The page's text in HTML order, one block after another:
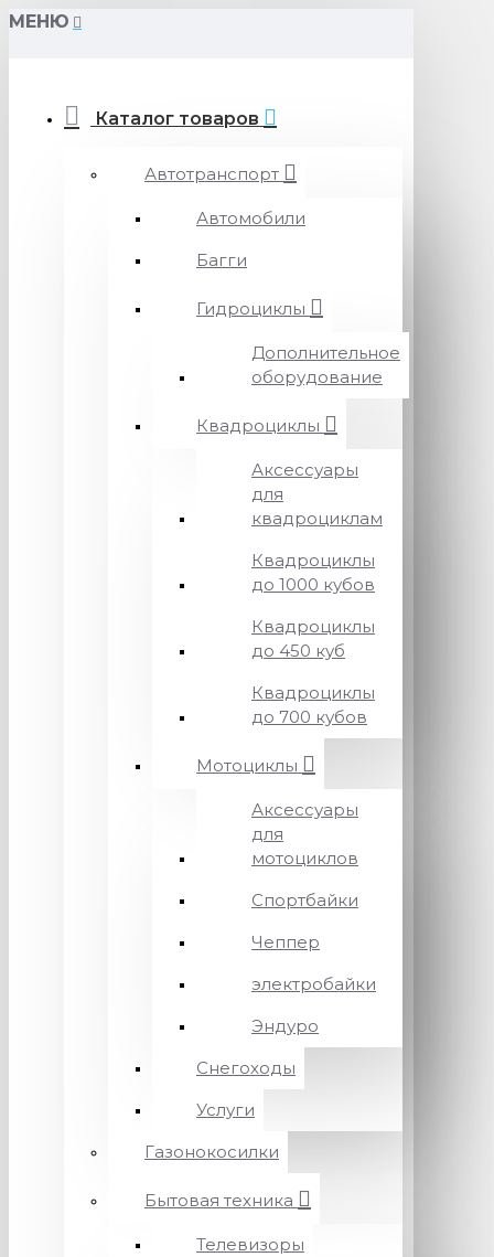
МЕНЮ
Каталог товаров
Автотранспорт
Автомобили
Багги
Гидроциклы
Дополнительное
оборудование
Квадроциклы
Аксессуары
для
квадроциклам
Квадроциклы
до 1000 кубов
Квадроциклы
до 450 куб
Квадроциклы
до 700 кубов
Мотоциклы
Аксессуары
для
мотоциклов
Спортбайки
Чеппер
электробайки
Эндуро
Снегоходы
Услуги
Газонокосилки
Бытовая техника
Телевизоры